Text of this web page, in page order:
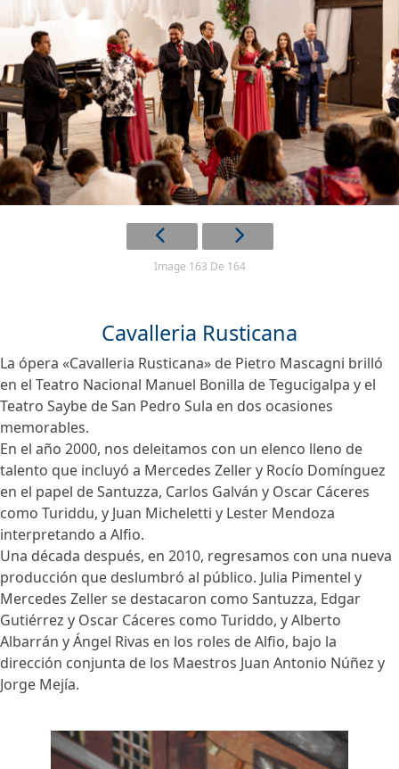
Image 163 De 164
Cavalleria Rusticana
La ópera «Cavalleria Rusticana» de Pietro Mascagni brilló
en el Teatro Nacional Manuel Bonilla de Tegucigalpa y el
Teatro Saybe de San Pedro Sula en dos ocasiones
memorables.
En el año 2000, nos deleitamos con un elenco lleno de
talento que incluyó a Mercedes Zeller y Rocío Domínguez
en el papel de Santuzza, Carlos Galván y Oscar Cáceres
como Turiddu, y Juan Micheletti y Lester Mendoza
interpretando a Alfio.
Una década después, en 2010, regresamos con una nueva
producción que deslumbró al público. Julia Pimentel y
Mercedes Zeller se destacaron como Santuzza, Edgar
Gutiérrez y Oscar Cáceres como Turiddo, y Alberto
Albarrán y Ángel Rivas en los roles de Alfio, bajo la
dirección conjunta de los Maestros Juan Antonio Núñez y
Jorge Mejía.